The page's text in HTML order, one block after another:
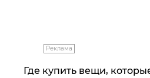
Реклама
Где купить вещи,